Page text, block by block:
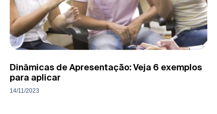
Dinâmicas de Apresentação: Veja 6 exemplos
para aplicar
14/11/2023